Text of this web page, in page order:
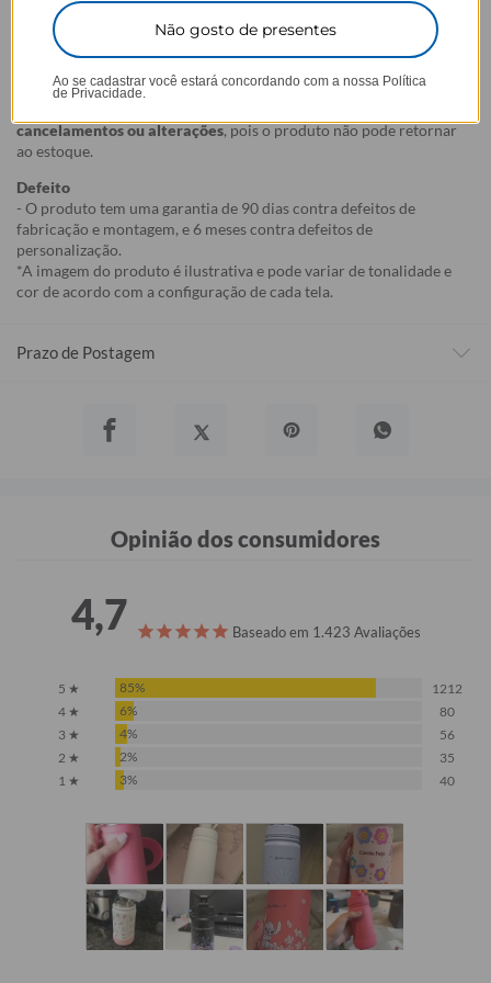
selecionada,
mesmo quando não há customização com nome
- Por isso, é super importante conferir com atenção todos os
detalhes antes de finalizar a compra, como modelo, estampa e
variações escolhidas.
cancelamentos ou alterações, pois o produto não pode retornar
ao estoque.
Defeito
- O produto tem uma garantia de 90 dias contra defeitos de
fabricação e montagem, e 6 meses contra defeitos de
personalização.
*A imagem do produto é ilustrativa e pode variar de tonalidade e
cor de acordo com a configuração de cada tela.
Prazo de Postagem
Opinião dos consumidores
4,7 Baseado em 1.423 Avaliações
5 ★ 85%
1212
4 ★
6%
80
3 ★
4%
56
2 ★
2%
35
1 ★
3% 40
Não gosto de presentes
Ao se cadastrar você estará concordando com a nossa Política
de Privacidade.